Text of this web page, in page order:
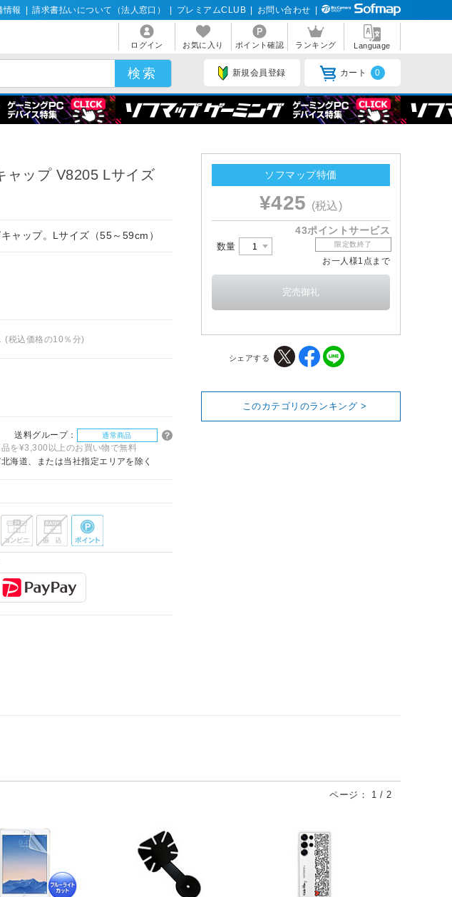
情報 請求書払いについて（法人窓口） プレミアムCLUB お問い合わせ
ログイン お気に入り ポイント確認 ランキング Language
新規会員登録 カート 0
ャップ V8205 Lサイズ
ャップ。Lサイズ（55～59cm）
(税込価格の10％分)
送料グループ： 通常商品
品を¥3,300以上のお買い物で無料
海道、または当社指定エリアを除く
ソフマップ特価
¥425 (税込)
43ポイントサービス
数量 限定数終了
お一人様1点まで
シェアする
このカテゴリのランキング >
ページ： 1 / 2